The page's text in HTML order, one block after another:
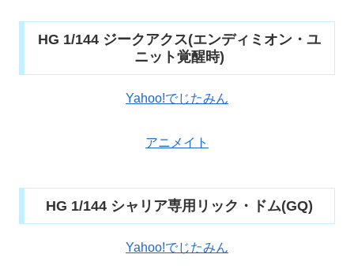
HG 1/144 ジークアクス(エンディミオン・ユ
ニット覚醒時)
Yahoo!でじたみん
アニメイト
HG 1/144 シャリア専用リック・ドム(GQ)
Yahoo!でじたみん